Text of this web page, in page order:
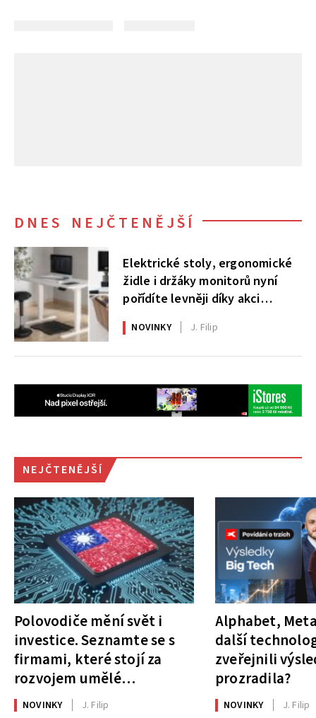
DNES NEJČTENĚJŠÍ
Elektrické stoly, ergonomické
židle i držáky monitorů nyní
pořídíte levněji díky akci
AlzaErgo
NOVINKY J. Filip
NEJČTENĚJŠÍ
Polovodiče mění svět i
investice. Seznamte se s
firmami, které stojí za
rozvojem umělé
inteligence
NOVINKY J. Filip
Alphabet,
další
zveřejnili
prozradila?
NOVINKY J. Filip